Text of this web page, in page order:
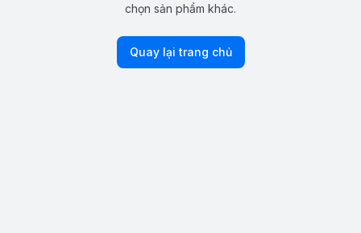
chọn sản phẩm khác.
Quay lại trang chủ